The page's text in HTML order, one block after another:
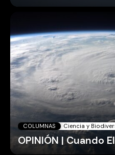
COLUMNAS Ciencia y
OPINIÓN | Cuando